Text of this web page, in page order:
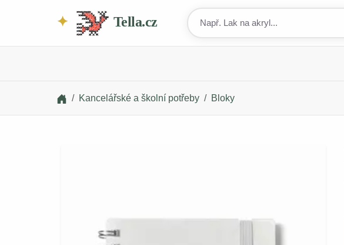
Tella.cz
Kancelářské a školní potřeby Bloky